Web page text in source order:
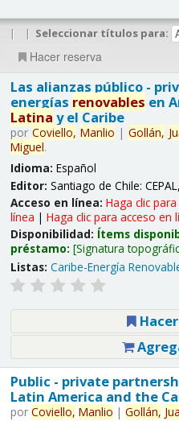
| | Seleccionar títulos para:
Hacer reserva
Las alianzas público -
energías renovables en
Latina y el Caribe
por Coviello, Manlio | Gollán,
Miguel.
Idioma: Español
Editor: Santiago de Chile:
Acceso en línea: Haga clic
línea | Haga clic para acceso en
Disponibilidad: Ítems
préstamo: Signatura
Listas: Caribe-Energía
Public - private
Latin America and the
por Coviello, Manlio | Gollán,